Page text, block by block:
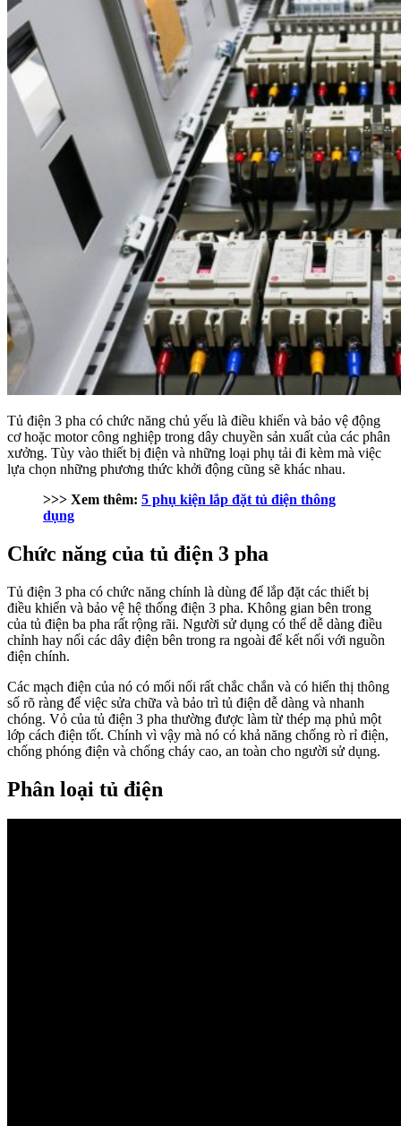
Tủ điện 3 pha có chức năng chủ yếu là điều khiển và bảo vệ động
cơ hoặc motor công nghiệp trong dây chuyền sản xuất của các phân
xưởng. Tùy vào thiết bị điện và những loại phụ tải đi kèm mà việc
lựa chọn những phương thức khởi động cũng sẽ khác nhau.
>>> Xem thêm: 5 phụ kiện lắp đặt tủ điện thông
dụng
Chức năng của tủ điện 3 pha
Tủ điện 3 pha có chức năng chính là dùng để lắp đặt các thiết bị
điều khiển và bảo vệ hệ thống điện 3 pha. Không gian bên trong
của tủ điện ba pha rất rộng rãi. Người sử dụng có thể dễ dàng điều
chỉnh hay nối các dây điện bên trong ra ngoài để kết nối với nguồn
điện chính.
Các mạch điện của nó có mối nối rất chắc chắn và có hiển thị thông
số rõ ràng để việc sửa chữa và bảo trì tủ điện dễ dàng và nhanh
chóng. Vỏ của tủ điện 3 pha thường được làm từ thép mạ phủ một
lớp cách điện tốt. Chính vì vậy mà nó có khả năng chống rò rỉ điện,
chống phóng điện và chống cháy cao, an toàn cho người sử dụng.
Phân loại tủ điện